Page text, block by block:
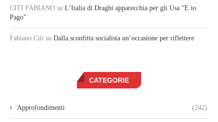
CITI FABIANO su L’Italia di Draghi apparecchia per gli Usa “E io
Pago”
Fabiano Citi su Dalla sconfitta socialista un’occasione per riflettere
CATEGORIE
Approfondimenti (242)